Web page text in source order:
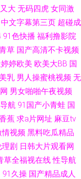
网站黄 亚洲三级网站网
91青草成人 日韩国产毛片
在线 欧美另类人妖ts 色
在线观看网站 99大香蕉
偷窥视频 俺去也先锋 国
精品 东方av在线3 国在
日韩AV综合 九一超碰网
大 无码四虎 女同激
中文字幕第三页 超碰成
91色快播 福利撸影院
草 国产高清不卡视频
婷欧美 欧美大BB 国
乳 男人操蜜桃视频 无
男女啪啪午夜视频
航 91国产小青蛙 国
蕉 求a片网址 麻豆tv
视频 黑料吃瓜精品
剧 日韩大片观看网
草全福视在线 性导航
91久操 国产精品成人